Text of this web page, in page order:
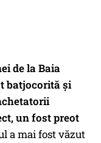
de la Baia
batjocorită şi
un fost preot
a mai fost văzut